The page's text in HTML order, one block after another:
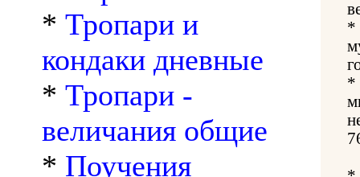
* Тропари и
кондаки дневные
* Тропари -
величания общие
* Поучения
*
*